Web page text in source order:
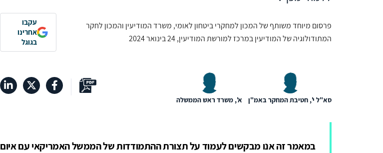
פרסום מיוחד משותף של המכון למחקרי ביטחון לאומי, משרד המודיעין והמכון לחקר
המתודולוגיה של המודיעין במרכז למורשת המודיעין, 24 בינואר 2024
עקבו
אחרינו
בגוגל
סא"ל י', חטיבת המחקר באמ"ן א', משרד ראש הממשלה
במאמר זה אנו מבקשים לעמוד על תצורת ההתמודדות של הממשל האמריקאי עם איום